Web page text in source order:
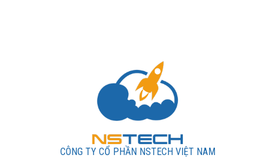
CÔNG TY CỔ PHẦN NSTECH VIỆT NAM